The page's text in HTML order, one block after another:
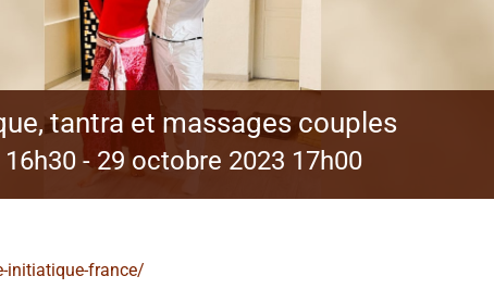
tantra et massages couples
- 29 octobre 2023 17h00
initiatique-france/